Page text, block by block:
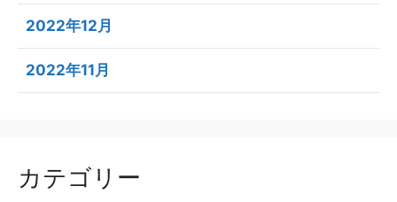
2022年12月
2022年11月
カテゴリー